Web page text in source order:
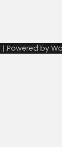
| Powered by